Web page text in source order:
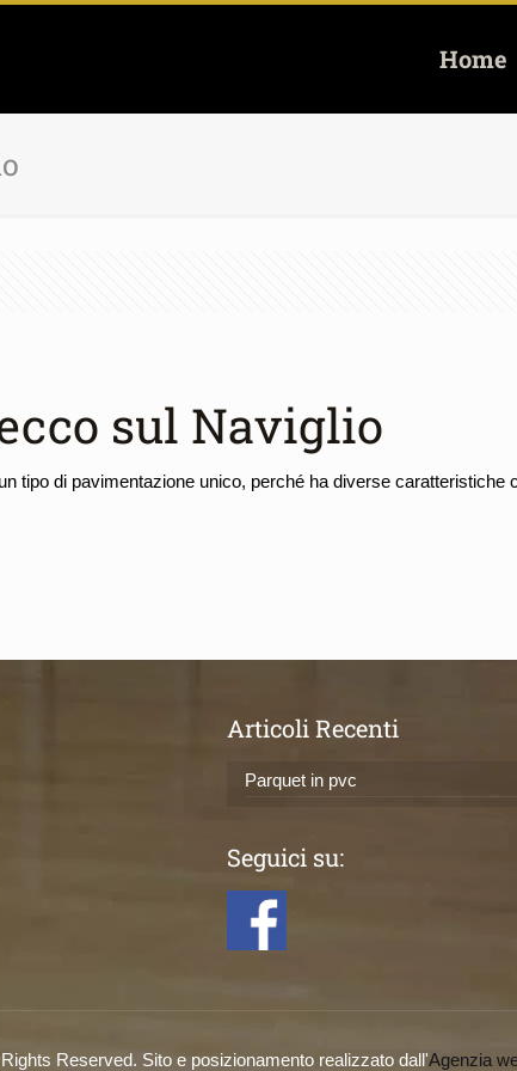
Home
sul Naviglio
tipo di pavimentazione unico, perché ha diverse caratteristiche
Articoli Recenti
Parquet in pvc
Seguici su:
Rights Reserved. Sito e posizionamento realizzato dall'Agenzia